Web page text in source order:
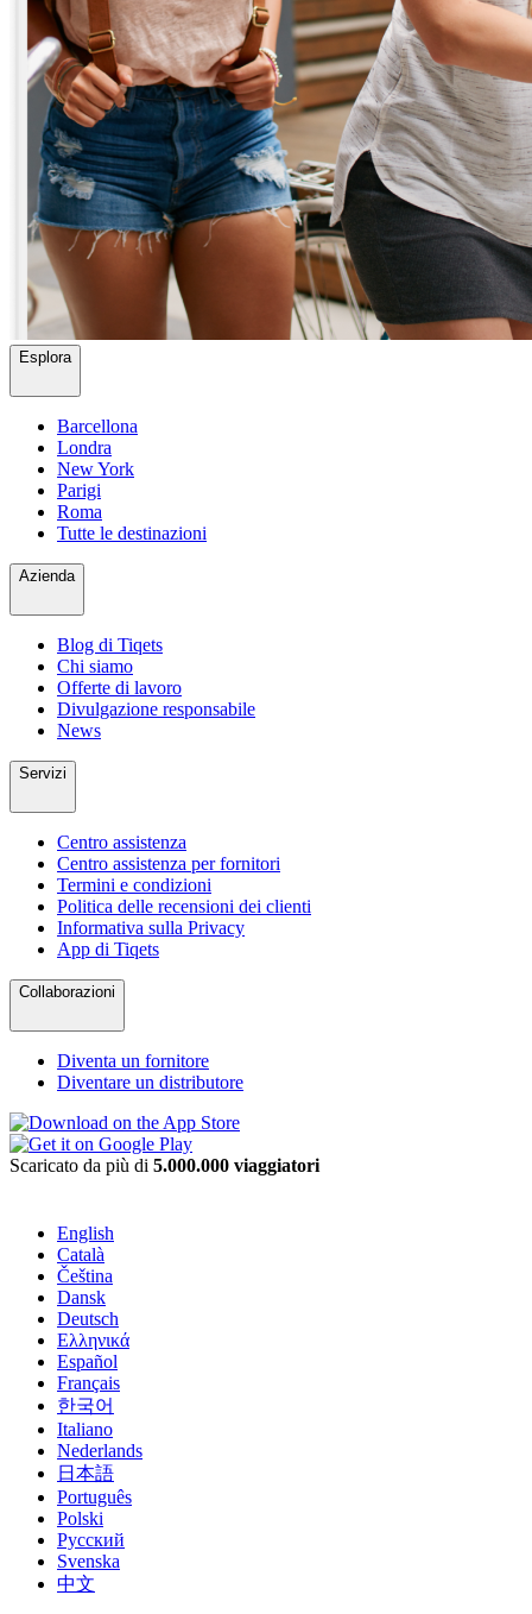
Esplora
Barcellona
Londra
New York
Parigi
Roma
Tutte le destinazioni
Azienda
Blog di Tiqets
Chi siamo
Offerte di lavoro
Divulgazione responsabile
News
Servizi
Centro assistenza
Centro assistenza per fornitori
Termini e condizioni
Politica delle recensioni dei clienti
Informativa sulla Privacy
App di Tiqets
Collaborazioni
Diventa un fornitore
Diventare un distributore
Scaricato da più di 5.000.000 viaggiatori
English
Català
Čeština
Dansk
Deutsch
Ελληνικά
Español
Français
한국어
Italiano
Nederlands
日本語
Português
Polski
Русский
Svenska
中文